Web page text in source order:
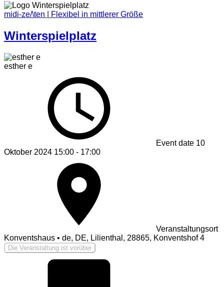
midi-ze/\ten | Flexibel in mittlerer Größe
Winterspielplatz
esther e
Event date 10
Oktober 2024 15:00 - 17:00
Veranstaltungsort
Konventshaus • de, DE, Lilienthal, 28865, Konventshof 4
Die Veranstaltung ist vorüber